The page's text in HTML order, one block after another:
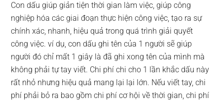
Con dấu giúp giản tiện thời gian làm việc, giúp công
nghiệp hóa các giai đoạn thực hiện công việc, tạo ra sự
chính xác, nhanh, hiệu quả trong quá trình giải quyết
công việc. ví dụ, con dấu ghi tên của 1 người sẽ giúp
người đó chỉ mất 1 giây là đã ghi xong tên của mình mà
không phải tự tay viết. Chi phí chi cho 1 lần khắc dấu này
rất nhỏ nhưng hiệu quả mang lại lại lớn. Nếu viết tay, chi
phí phải bỏ ra bao gồm chi phí cơ hội về thời gian, chi phí